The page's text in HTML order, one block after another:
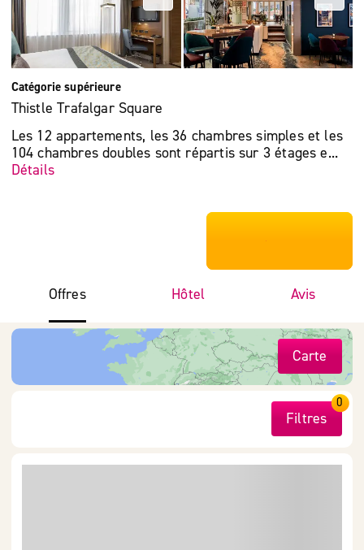
Catégorie supérieure
Thistle Trafalgar Square
Les 12 appartements, les 36 chambres simples et les
104 chambres doubles sont répartis sur 3 étages e...
Détails
***************
Offres Hôtel Avis
Carte
Filtres
0